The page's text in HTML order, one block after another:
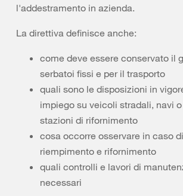
l'addestramento in azienda.
La direttiva definisce anche:
come deve essere conservato il
serbatoi fissi e per il trasporto
quali sono le disposizioni in
impiego su veicoli stradali, navi
stazioni di rifornimento
cosa occorre osservare in caso
riempimento e rifornimento
quali controlli e lavori di
necessari